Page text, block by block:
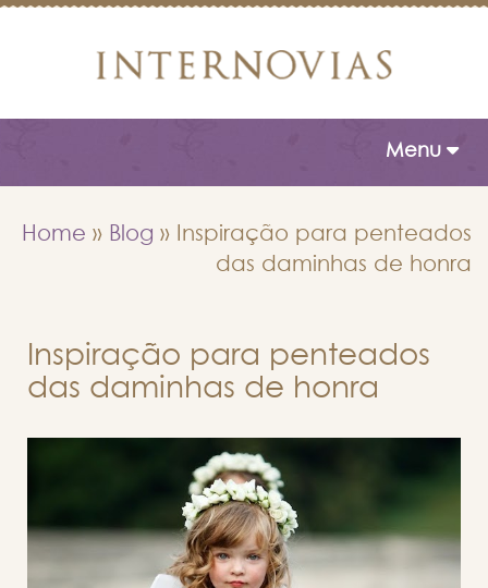
Toggle
Menu
Home » Blog » Inspiração para penteados
das daminhas de honra
Inspiração para penteados
das daminhas de honra